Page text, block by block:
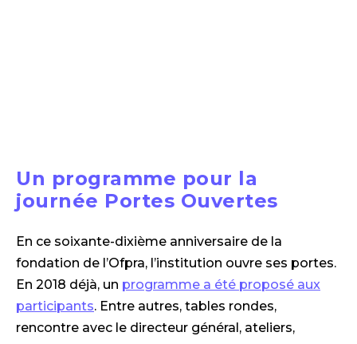
Un programme pour la
journée Portes Ouvertes
En ce soixante-dixième anniversaire de la
fondation de l’Ofpra, l’institution ouvre ses portes.
En 2018 déjà, un programme a été proposé aux
participants. Entre autres, tables rondes,
rencontre avec le directeur général, ateliers,